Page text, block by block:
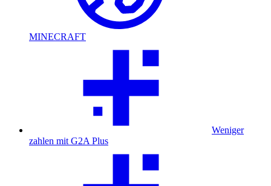
MINECRAFT
Weniger
zahlen mit G2A Plus